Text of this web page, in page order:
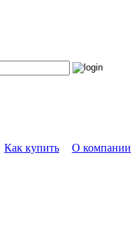
Как купить
О компании